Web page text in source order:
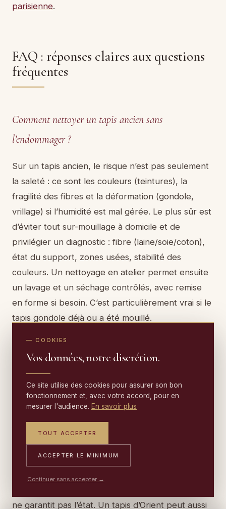
parisienne.
FAQ : réponses claires aux questions
fréquentes
Comment nettoyer un tapis ancien sans
l’endommager ?
Sur un tapis ancien, le risque n’est pas seulement
la saleté : ce sont les couleurs (teintures), la
fragilité des fibres et la déformation (gondole,
vrillage) si l’humidité est mal gérée. Le plus sûr est
d’éviter tout sur-mouillage à domicile et de
privilégier un diagnostic : fibre (laine/soie/coton),
état du support, zones usées, stabilité des
couleurs. Un nettoyage en atelier permet ensuite
un lavage et un séchage contrôlés, avec remise
en forme si besoin. C’est particulièrement vrai si le
tapis gondole déjà ou a été mouillé.
Comment identifier un tapis d’Orient authentique ?
Plusieurs indices se recoupent : structure
(chaîne/trame), régularité du nouage, densité,
franges) et cohérence du décor. L’envers donne
souvent des informations clés : un tapis noué main
présente généralement un dessin lisible au dos,
avec des irrégularités “vivantes”, contrairement à
ne garantit pas l’état. Un tapis d’Orient peut aussi
— COOKIES
Vos données, notre discrétion.
Ce site utilise des cookies pour assurer son bon
fonctionnement et, avec votre accord, pour en
mesurer l'audience. En savoir plus
TOUT ACCEPTER
ACCEPTER LE MINIMUM
Continuer sans accepter →